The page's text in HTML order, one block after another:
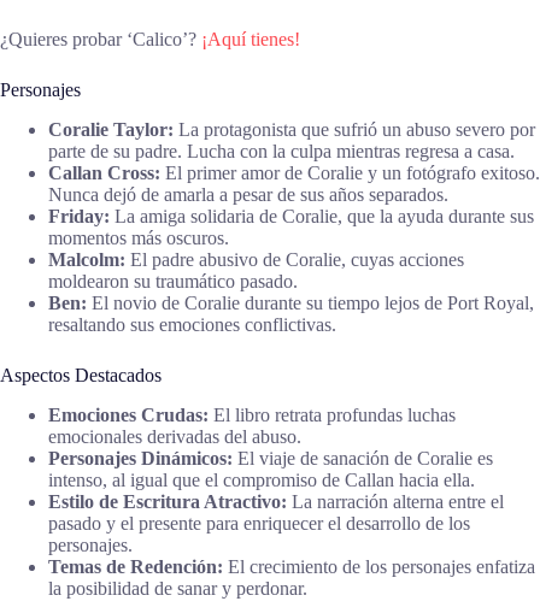
¿Quieres probar ‘Calico’? ¡Aquí tienes!
Personajes
Coralie Taylor: La protagonista que sufrió un abuso severo por
parte de su padre. Lucha con la culpa mientras regresa a casa.
Callan Cross: El primer amor de Coralie y un fotógrafo exitoso.
Nunca dejó de amarla a pesar de sus años separados.
Friday: La amiga solidaria de Coralie, que la ayuda durante sus
momentos más oscuros.
Malcolm: El padre abusivo de Coralie, cuyas acciones
moldearon su traumático pasado.
Ben: El novio de Coralie durante su tiempo lejos de Port Royal,
resaltando sus emociones conflictivas.
Aspectos Destacados
Emociones Crudas: El libro retrata profundas luchas
emocionales derivadas del abuso.
Personajes Dinámicos: El viaje de sanación de Coralie es
intenso, al igual que el compromiso de Callan hacia ella.
Estilo de Escritura Atractivo: La narración alterna entre el
pasado y el presente para enriquecer el desarrollo de los
personajes.
Temas de Redención: El crecimiento de los personajes enfatiza
la posibilidad de sanar y perdonar.